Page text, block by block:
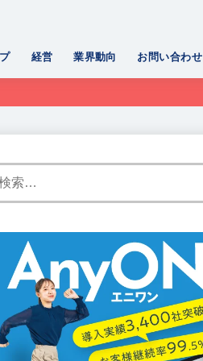
経営 業界動向 お問い合わせ